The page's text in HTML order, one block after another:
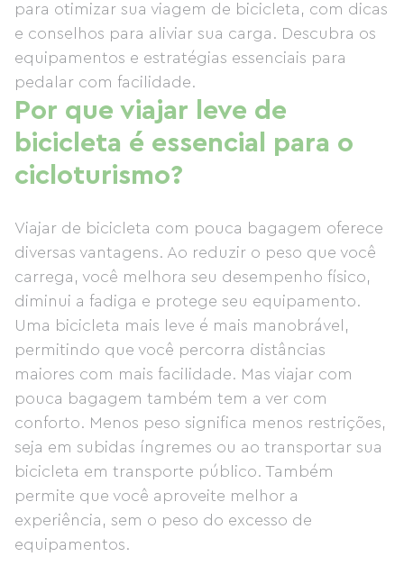
para otimizar sua viagem de bicicleta, com dicas
e conselhos para aliviar sua carga. Descubra os
equipamentos e estratégias essenciais para
pedalar com facilidade.
Por que viajar leve de
bicicleta é essencial para o
cicloturismo?
Viajar de bicicleta com pouca bagagem oferece
diversas vantagens. Ao reduzir o peso que você
carrega, você melhora seu desempenho físico,
diminui a fadiga e protege seu equipamento.
Uma bicicleta mais leve é ​​mais manobrável,
permitindo que você percorra distâncias
maiores com mais facilidade. Mas viajar com
pouca bagagem também tem a ver com
conforto. Menos peso significa menos restrições,
seja em subidas íngremes ou ao transportar sua
bicicleta em transporte público. Também
permite que você aproveite melhor a
experiência, sem o peso do excesso de
equipamentos.